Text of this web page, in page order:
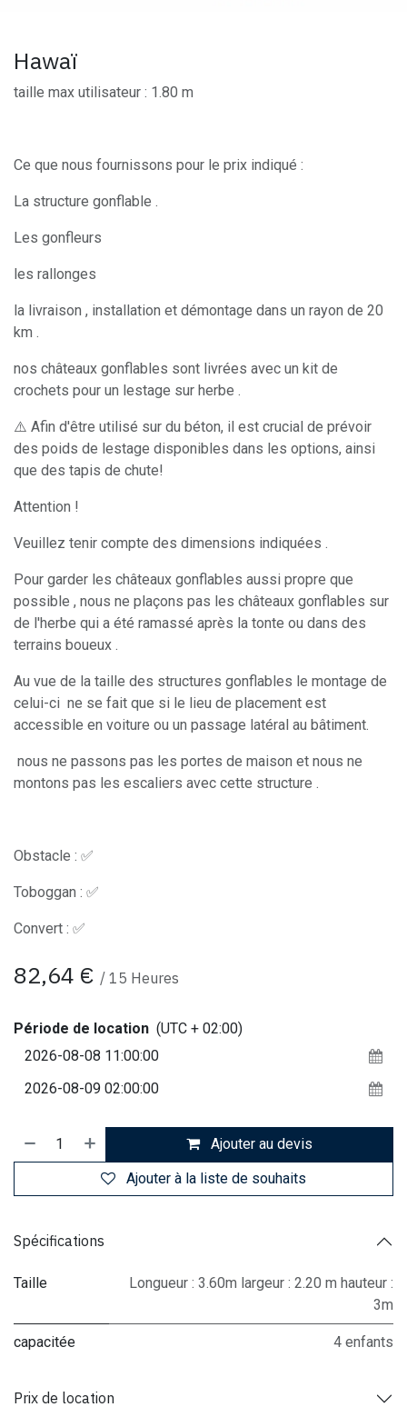
Hawaï
taille max utilisateur : 1.80 m
Ce que nous fournissons pour le prix indiqué :
La structure gonflable .
Les gonfleurs
les rallonges
la livraison , installation et démontage dans un rayon de 20
km .
nos châteaux gonflables sont livrées avec un kit de
crochets pour un lestage sur herbe .
⚠️ Afin d'être utilisé sur du béton, il est crucial de prévoir
des poids de lestage disponibles dans les options, ainsi
que des tapis de chute!
Attention !
Veuillez tenir compte des dimensions indiquées .
Pour garder les châteaux gonflables aussi propre que
possible , nous ne plaçons pas les châteaux gonflables sur
de l'herbe qui a été ramassé après la tonte ou dans des
terrains boueux .
Au vue de la taille des structures gonflables le montage de
celui-ci ne se fait que si le lieu de placement est
accessible en voiture ou un passage latéral au bâtiment.
nous ne passons pas les portes de maison et nous ne
montons pas les escaliers avec cette structure .
Obstacle : ✅
Toboggan : ✅
Convert : ✅
82,64 € / 15 Heures
Période de location (UTC + 02:00)
Ajouter au devis
Ajouter à la liste de souhaits
Spécifications
Taille
Longueur : 3.60m largeur : 2.20 m hauteur :
3m
capacitée 4 enfants
Prix de location